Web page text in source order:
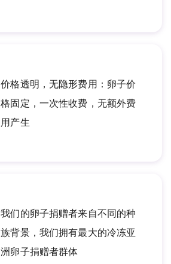
价格透明，无隐形费用：卵子价
格固定，一次性收费，无额外费
用产生
我们的卵子捐赠者来自不同的种
族背景，我们拥有最大的冷冻亚
洲卵子捐赠者群体